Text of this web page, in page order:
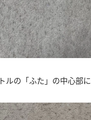
ルの「ふた」の中心部に